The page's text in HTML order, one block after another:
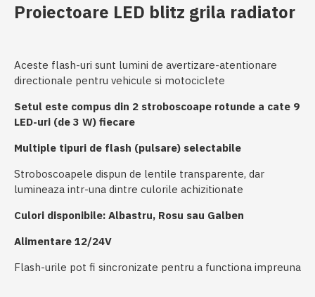
Proiectoare LED blitz grila radiator
Aceste flash-uri sunt lumini de avertizare-atentionare
directionale pentru vehicule si motociclete
Setul este compus din 2 stroboscoape rotunde a cate 9
LED-uri (de 3 W) fiecare
Multiple tipuri de flash (pulsare) selectabile
Stroboscoapele dispun de lentile transparente, dar
lumineaza intr-una dintre culorile achizitionate
Culori disponibile: Albastru, Rosu sau Galben
Alimentare 12/24V
Flash-urile pot fi sincronizate pentru a functiona impreuna